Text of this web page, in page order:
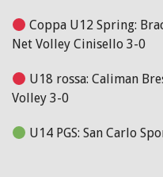
Coppa U12 Spring:
Net Volley Cinisello 3-0
U18 rossa: Caliman
Volley 3-0
U14 PGS: San Carlo